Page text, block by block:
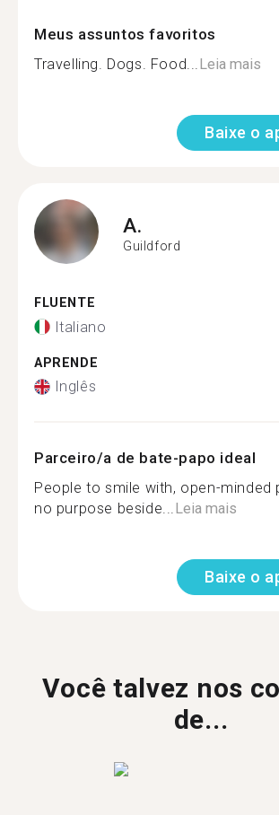
Meus assuntos favoritos
Travelling. Dogs. Food...Leia mais
Baixe o
A.
Guildford
FLUENTE
Italiano
APRENDE
Inglês
Parceiro/a de bate-papo ideal
People to smile with, open-minded
no purpose beside...Leia mais
Baixe o
Você talvez nos
de...